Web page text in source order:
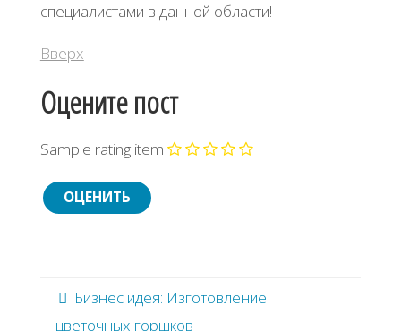
специалистами в данной области!
Вверх
Оцените пост
Sample rating item
Бизнес идея: Изготовление
цветочных горшков